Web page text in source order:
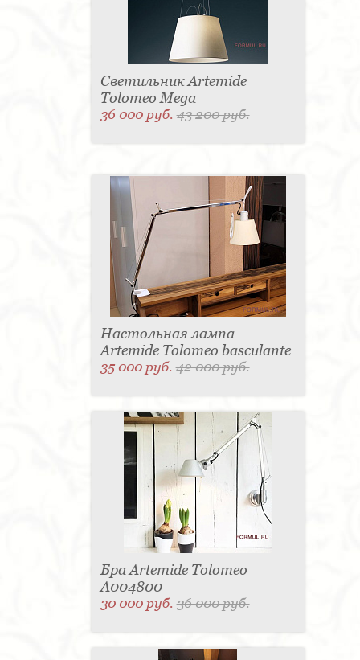
Светильник Artemide
Tolomeo Mega
36 000 руб.43 200 руб.
Настольная лампа
Artemide Tolomeo basculante
35 000 руб.42 000 руб.
Бра Artemide Tolomeo
A004800
30 000 руб.36 000 руб.